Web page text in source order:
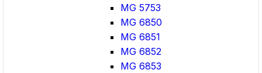
MG 5753
MG 6850
MG 6851
MG 6852
MG 6853